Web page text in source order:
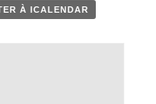
À ICALENDAR